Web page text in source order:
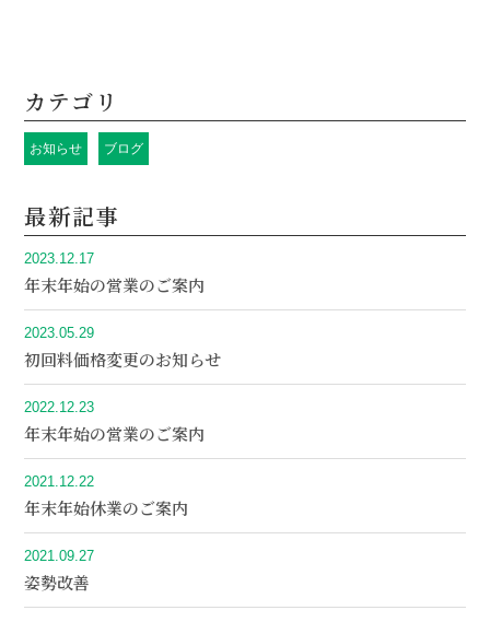
カテゴリ
お知らせ ブログ
最新記事
2023.12.17
年末年始の営業のご案内
2023.05.29
初回料価格変更のお知らせ
2022.12.23
年末年始の営業のご案内
2021.12.22
年末年始休業のご案内
2021.09.27
姿勢改善